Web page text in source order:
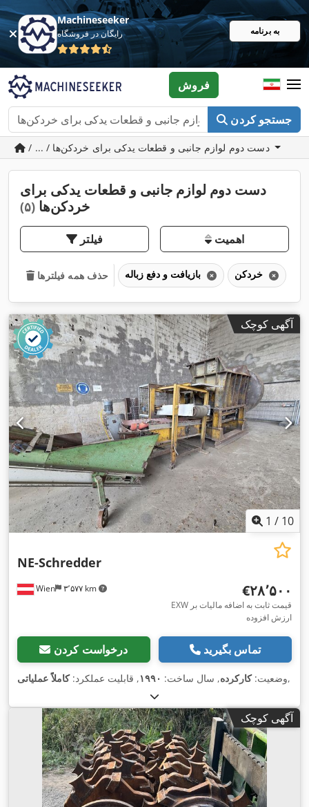
Machineseeker
رایگان در فروشگاه به برنامه
جستجو کردن
فروش
/ ... / دست دوم لوازم جانبی و قطعات یدکی برای خردکن‌ها
دست دوم لوازم جانبی و قطعات یدکی برای
خردکن‌ها (۵)
فیلتر اهمیت
حذف همه فیلترها
آگهی کوچک
1 / 10
Wien ۳٬۵۷۷ km
NE-Schredder
‎€۲۸٬۵۰۰
EXW قیمت ثابت به اضافه مالیات بر
ارزش افزوده
درخواست کردن تماس بگیرید
وضعیت:کارکرده, سال ساخت: ۱۹۹۰, قابلیت عملکرد:کاملاً عملیاتی ,
آگهی کوچک